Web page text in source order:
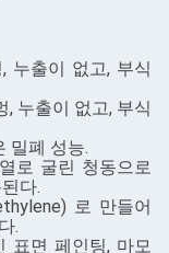
누출이 없고, 부식
, 누출이 없고, 부식
밀폐 성능.
로 굴린 청동으로
다.
로 만들어
.
표면 페인팅, 마모